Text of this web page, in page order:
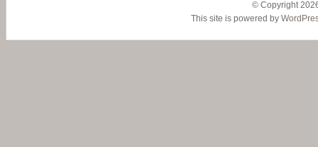
© Copyright
This site is powered by